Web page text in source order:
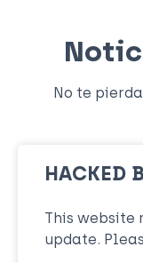
No te
HACKED
This
update.